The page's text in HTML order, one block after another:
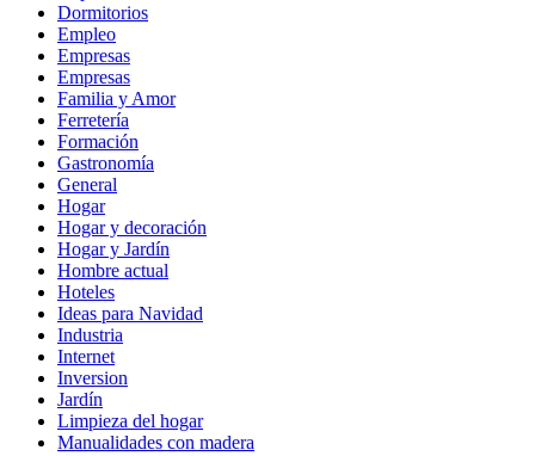
Dormitorios
Empleo
Empresas
Empresas
Familia y Amor
Ferretería
Formación
Gastronomía
General
Hogar
Hogar y decoración
Hogar y Jardín
Hombre actual
Hoteles
Ideas para Navidad
Industria
Internet
Inversion
Jardín
Limpieza del hogar
Manualidades con madera